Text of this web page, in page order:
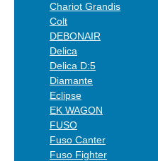
Chariot Grandis
Colt
DEBONAIR
Delica
Delica D:5
Diamante
Eclipse
EK WAGON
FUSO
Fuso Canter
Fuso Fighter